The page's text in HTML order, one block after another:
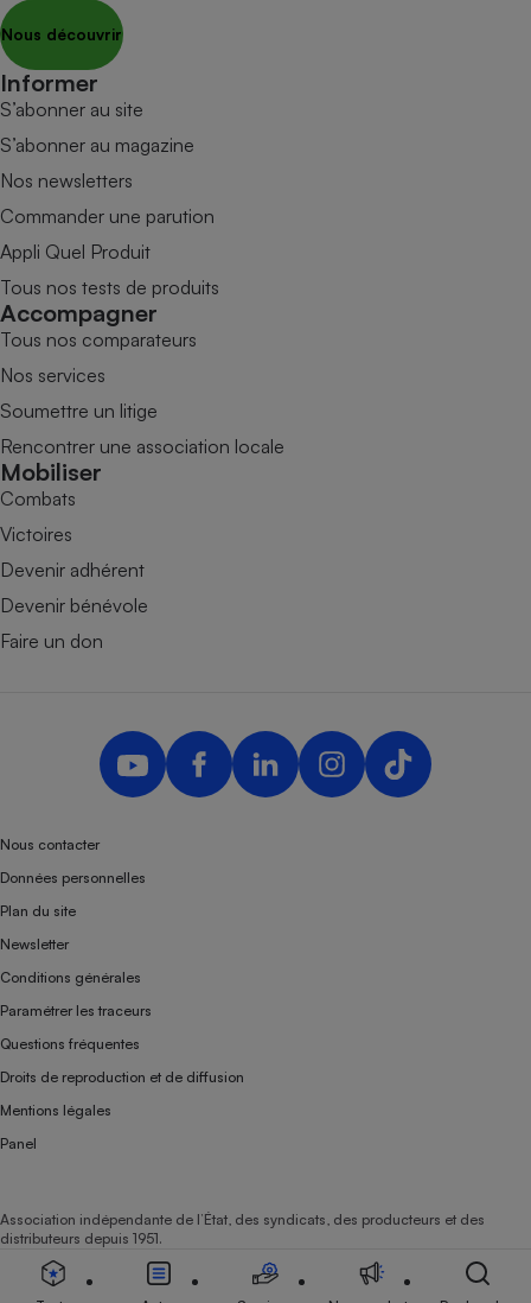
Nous découvrir
Informer
S’abonner au site
S’abonner au magazine
Nos newsletters
Commander une parution
Appli Quel Produit
Tous nos tests de produits
Accompagner
Tous nos comparateurs
Nos services
Soumettre un litige
Rencontrer une association locale
Mobiliser
Combats
Victoires
Devenir adhérent
Devenir bénévole
Faire un don
Nous contacter
Données personnelles
Plan du site
Newsletter
Conditions générales
Paramétrer les traceurs
Questions fréquentes
Droits de reproduction et de diffusion
Mentions légales
Panel
Association indépendante de l’État, des syndicats, des producteurs et des
distributeurs depuis 1951.